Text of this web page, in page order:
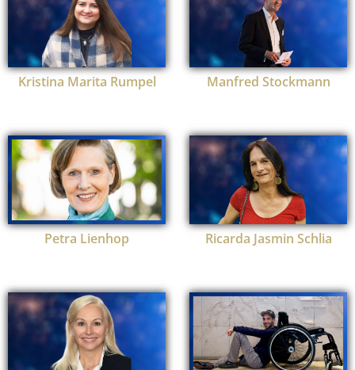
Kristina Marita Rumpel Manfred Stockmann
Petra Lienhop Ricarda Jasmin Schlia